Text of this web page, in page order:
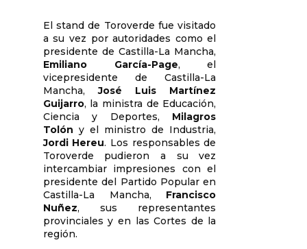
El stand de Toroverde fue visitado
a su vez por autoridades como el
presidente de Castilla-La Mancha,
Emiliano García-Page, el
vicepresidente de Castilla-La
Mancha,José Luis Martínez
Guijarro, la ministra de Educación,
Ciencia y Deportes, Milagros
Tolón y el ministro de Industria,
Jordi Hereu. Los responsables de
Toroverde pudieron a su vez
intercambiar impresiones con el
presidente del Partido Popular en
Castilla-La Mancha, Francisco
Nuñez, sus representantes
provinciales y en las Cortes de la
región.